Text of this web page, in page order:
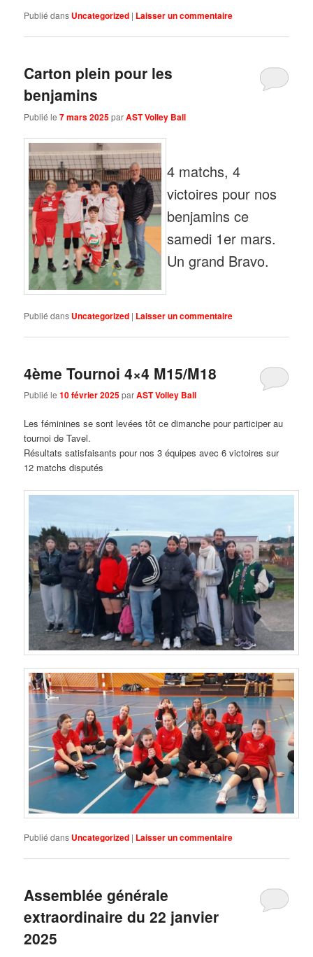
Publié dans Uncategorized | Laisser un commentaire
Carton plein pour les
benjamins
Publié le7 mars 2025parAST Volley Ball
4 matchs, 4
victoires pour nos
benjamins ce
samedi 1er mars.
Un grand Bravo.
Publié dans Uncategorized | Laisser un commentaire
4ème Tournoi 4×4 M15/M18
Publié le10 février 2025parAST Volley Ball
Les féminines se sont levées tôt ce dimanche pour participer au
tournoi de Tavel.
Résultats satisfaisants pour nos 3 équipes avec 6 victoires sur
12 matchs disputés
Publié dans Uncategorized | Laisser un commentaire
Assemblée générale
extraordinaire du 22 janvier
2025